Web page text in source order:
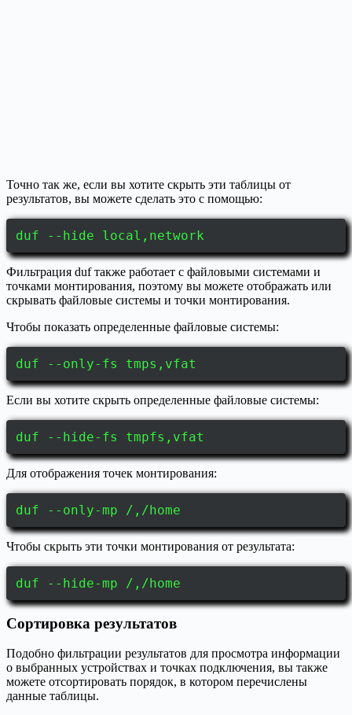
Точно так же, если вы хотите скрыть эти таблицы от
результатов, вы можете сделать это с помощью:
duf --hide local,network
Фильтрация duf также работает с файловыми системами и
точками монтирования, поэтому вы можете отображать или
скрывать файловые системы и точки монтирования.
Чтобы показать определенные файловые системы:
duf --only-fs tmps,vfat
Если вы хотите скрыть определенные файловые системы:
duf --hide-fs tmpfs,vfat
Для отображения точек монтирования:
duf --only-mp /,/home
Чтобы скрыть эти точки монтирования от результата:
duf --hide-mp /,/home
Сортировка результатов
Подобно фильтрации результатов для просмотра информации
о выбранных устройствах и точках подключения, вы также
можете отсортировать порядок, в котором перечислены
данные таблицы.